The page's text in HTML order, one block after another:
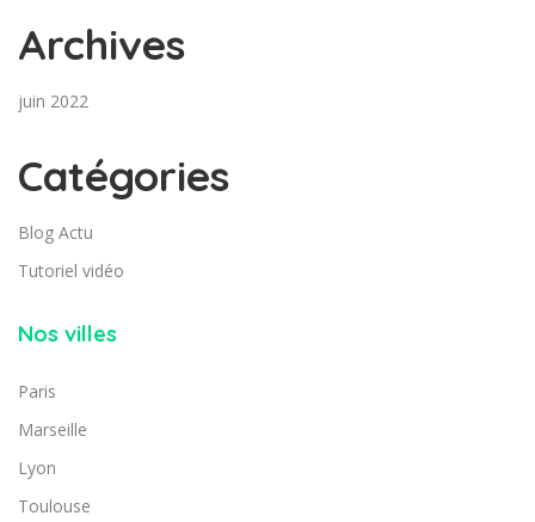
Archives
juin 2022
Catégories
Blog Actu
Tutoriel vidéo
Nos villes
Paris
Marseille
Lyon
Toulouse